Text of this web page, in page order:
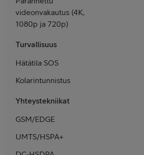
videon­vakautus (4K,
1080p ja 720p)
Turvallisuus
Hätätila SOS
Kolarintunnistus
Yhteystekniikat
GSM/EDGE
UMTS/HSPA+